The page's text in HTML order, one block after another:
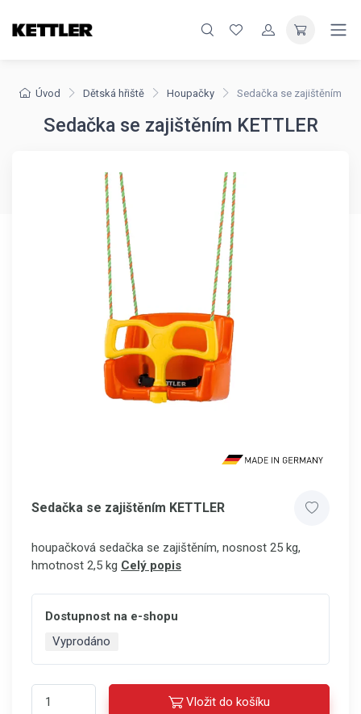
Úvod Dětská hřiště Houpačky Sedačka se zajištěním
Sedačka se zajištěním KETTLER
Sedačka se zajištěním KETTLER
houpačková sedačka se zajištěním, nosnost 25 kg,
hmotnost 2,5 kg Celý popis
Dostupnost na e-shopu
Vyprodáno
Vložit do košíku